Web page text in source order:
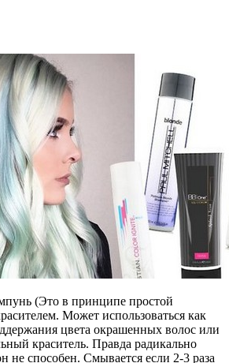
(Это в принципе простой
Может использоваться как
цвета окрашенных волос или
краситель. Правда радикально
не способен. Смывается если 2-3 раза